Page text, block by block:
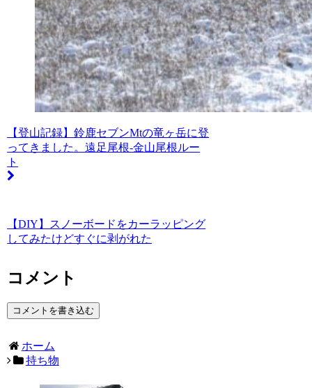
【登山記録】鈴鹿セブンMtの竜ヶ岳に登
ってきました。遠足尾根-金山尾根ルー
ト
【DIY】スノーボードをカーラッピング
してみたけどすぐに剥がれた
コメント
コメントを書き込む
ホーム
持ち物